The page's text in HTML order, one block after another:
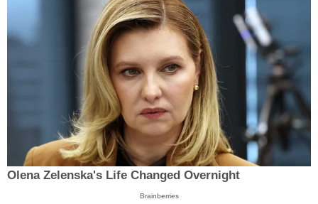
Olena Zelenska's Life Changed Overnight
Brainberries